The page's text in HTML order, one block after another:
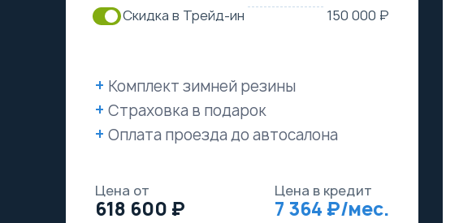
Скидка в Трейд-ин
150 000 ₽
Комплект зимней резины
Страховка в подарок
Оплата проезда до автосалона
Цена от
618 600
Цена в кредит
7 364